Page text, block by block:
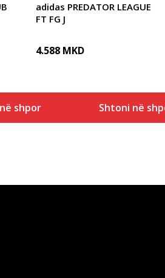
shportë
adidas PREDATOR LEAGUE
FT FG J
4.588 MKD
Shtoni në